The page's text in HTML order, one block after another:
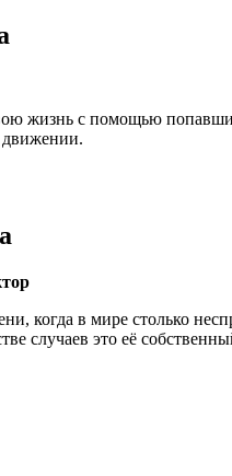
жизнь с помощью
движении.
когда в мире столько
случаев это её